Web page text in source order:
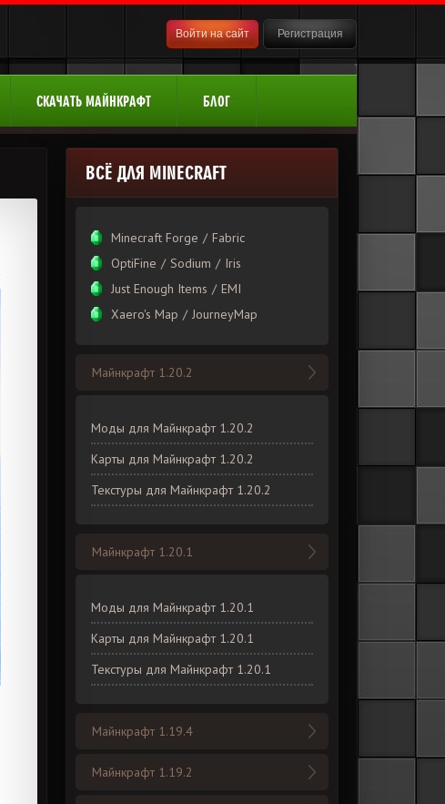
Войти на сайт Регистрация
СКАЧАТЬ МАЙНКРАФТ БЛОГ
ВСЁ ДЛЯ MINECRAFT
Minecraft Forge / Fabric
OptiFine / Sodium / Iris
Just Enough Items / EMI
Xаero's Mаp / JourneyMap
Майнкрафт 1.20.2
Моды для Майнкрафт 1.20.2
Карты для Майнкрафт 1.20.2
Текстуры для Майнкрафт 1.20.2
Майнкрафт 1.20.1
Моды для Майнкрафт 1.20.1
Карты для Майнкрафт 1.20.1
Текстуры для Майнкрафт 1.20.1
Майнкрафт 1.19.4
Майнкрафт 1.19.2